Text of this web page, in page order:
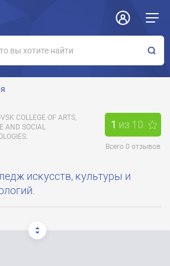
COLLEGE OF ARTS,
AND SOCIAL
1 из 10
Всего 0 отзывов
искусств, культуры и